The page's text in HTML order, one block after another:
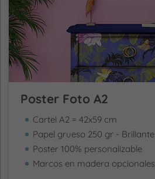
Poster Foto A2
Cartel A2 = 42x59 cm
Papel grueso 250 gr - Brillante
Poster 100% personalizable
Marcos en madera opcionales